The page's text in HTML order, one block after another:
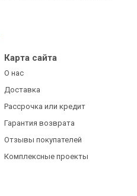
Карта сайта
О нас
Доставка
Рассрочка или кредит
Гарантия возврата
Отзывы покупателей
Комплексные проекты